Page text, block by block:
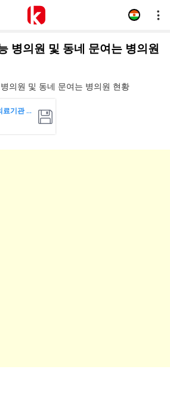
병의원 및 동네 문여는 병의원
의원 및 동네 문여는 병의원 현황
야간휴일 진료 의료기관 명단